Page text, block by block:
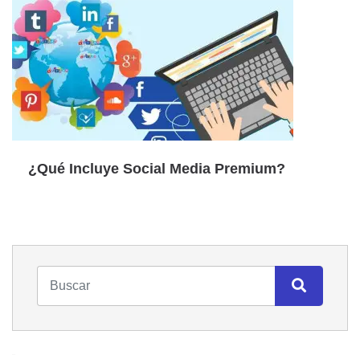
¿Qué Incluye Social Media Premium?